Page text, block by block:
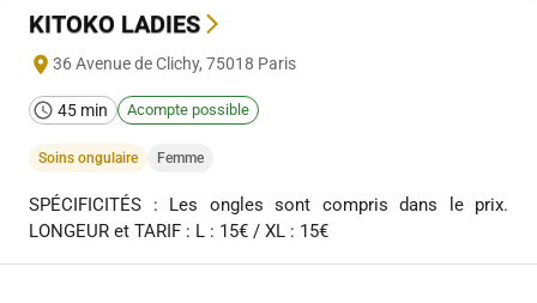
KITOKO LADIES
36 Avenue de Clichy, 75018 Paris
45 min Acompte possible
Soins ongulaire Femme
SPÉCIFICITÉS : Les ongles sont compris dans le prix.
LONGEUR et TARIF : L : 15€ / XL : 15€